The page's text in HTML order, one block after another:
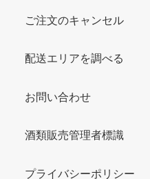
ご注文のキャンセル
配送エリアを調べる
お問い合わせ
酒類販売管理者標識
プライバシーポリシー